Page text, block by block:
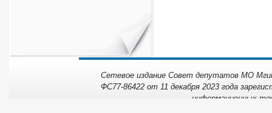
Сетевое издание Совет депутатов МО
ФС77-86422 от 11 декабря 2023 года
информационных